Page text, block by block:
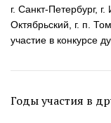
г. Санкт-Петербург, г.
Октябрьский, г. п.
участие в конкурсе
Годы участия в